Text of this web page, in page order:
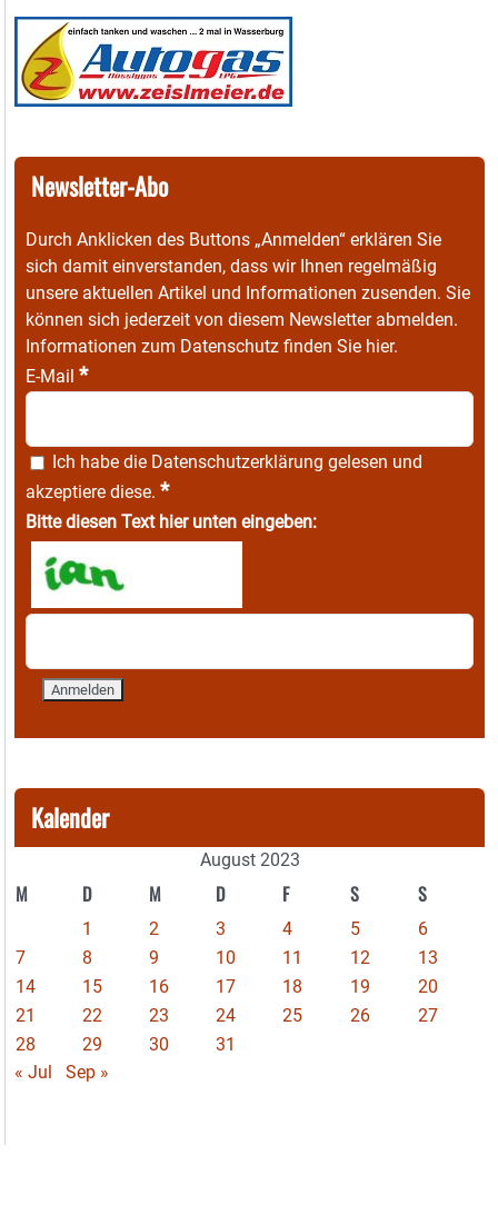
Newsletter-Abo
Durch Anklicken des Buttons „Anmelden“ erklären Sie
sich damit einverstanden, dass wir Ihnen regelmäßig
unsere aktuellen Artikel und Informationen zusenden. Sie
können sich jederzeit von diesem Newsletter abmelden.
Informationen zum Datenschutz finden Sie hier.
E-Mail *
Ich habe die Datenschutzerklärung gelesen und
akzeptiere diese. *
Bitte diesen Text hier unten eingeben:
Kalender
August 2023
M D M D F S S
1 2 3 4 5
6
7
8 9 10 11 12
13
14
15 16 17 18 19
20
21
22 23 24 25 26
27
28
29 30
31
« Jul
Sep »